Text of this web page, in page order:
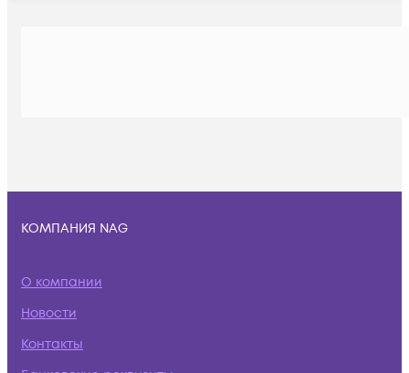
КОМПАНИЯ NAG
О компании
Новости
Контакты